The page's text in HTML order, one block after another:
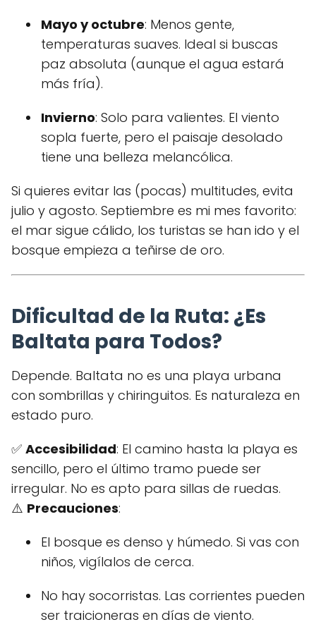
Mayo y octubre: Menos gente,
temperaturas suaves. Ideal si buscas
paz absoluta (aunque el agua estará
más fría).
Invierno: Solo para valientes. El viento
sopla fuerte, pero el paisaje desolado
tiene una belleza melancólica.
Si quieres evitar las (pocas) multitudes, evita
julio y agosto. Septiembre es mi mes favorito:
el mar sigue cálido, los turistas se han ido y el
bosque empieza a teñirse de oro.
Dificultad de la Ruta: ¿Es
Baltata para Todos?
Depende. Baltata no es una playa urbana
con sombrillas y chiringuitos. Es naturaleza en
estado puro.
✅ Accesibilidad: El camino hasta la playa es
sencillo, pero el último tramo puede ser
irregular. No es apto para sillas de ruedas.
⚠️ Precauciones:
El bosque es denso y húmedo. Si vas con
niños, vigílalos de cerca.
No hay socorristas. Las corrientes pueden
ser traicioneras en días de viento.